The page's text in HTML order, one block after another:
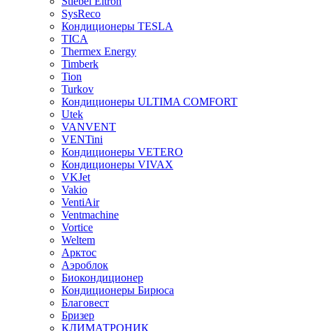
SysReco
Кондиционеры TESLA
TICA
Thermex Energy
Timberk
Tion
Turkov
Кондиционеры ULTIMA COMFORT
Utek
VANVENT
VENTini
Кондиционеры VETERO
Кондиционеры VIVAX
VKJet
Vakio
VentiAir
Ventmachine
Vortice
Weltem
Арктос
Аэроблок
Биокондиционер
Кондиционеры Бирюса
Благовест
Бризер
КЛИМАТРОНИК